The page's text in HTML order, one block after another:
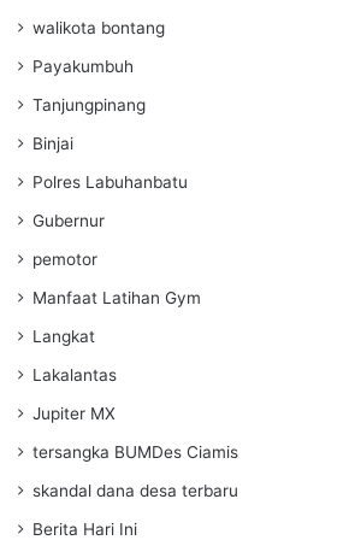
walikota bontang
Payakumbuh
Tanjungpinang
Binjai
Polres Labuhanbatu
Gubernur
pemotor
Manfaat Latihan Gym
Langkat
Lakalantas
Jupiter MX
tersangka BUMDes Ciamis
skandal dana desa terbaru
Berita Hari Ini